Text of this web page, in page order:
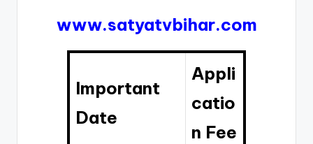
www.satyatvbihar.com
Important
Date
Appli
catio
n Fee